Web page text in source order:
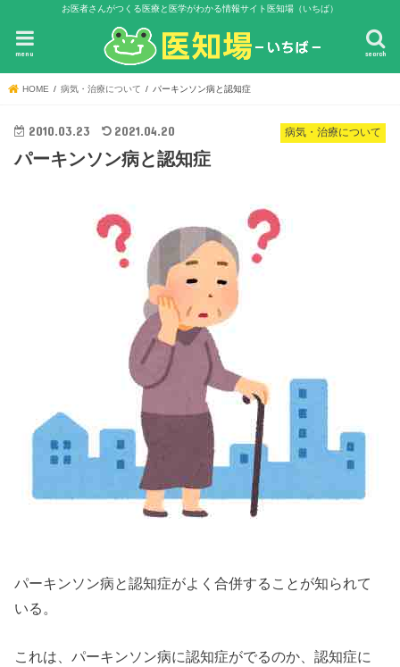
お医者さんがつくる医療と医学がわかる情報サイト医知場（いちば）
search
menu
HOME 病気・治療について パーキンソン病と認知症
病気・治療について
2010.03.23 2021.04.20
パーキンソン病と認知症
パーキンソン病と認知症がよく合併することが知られて
いる。
これは、パーキンソン病に認知症がでるのか、認知症に